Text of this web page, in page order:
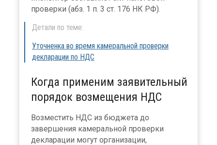
проверки (абз. 1 п. 3 ст. 176 НК РФ).
Детали по теме:
Уточненка во время камеральной проверки
декларации по НДС
Когда применим заявительный
порядок возмещения НДС
Возместить НДС из бюджета до
завершения камеральной проверки
декларации могут организации,